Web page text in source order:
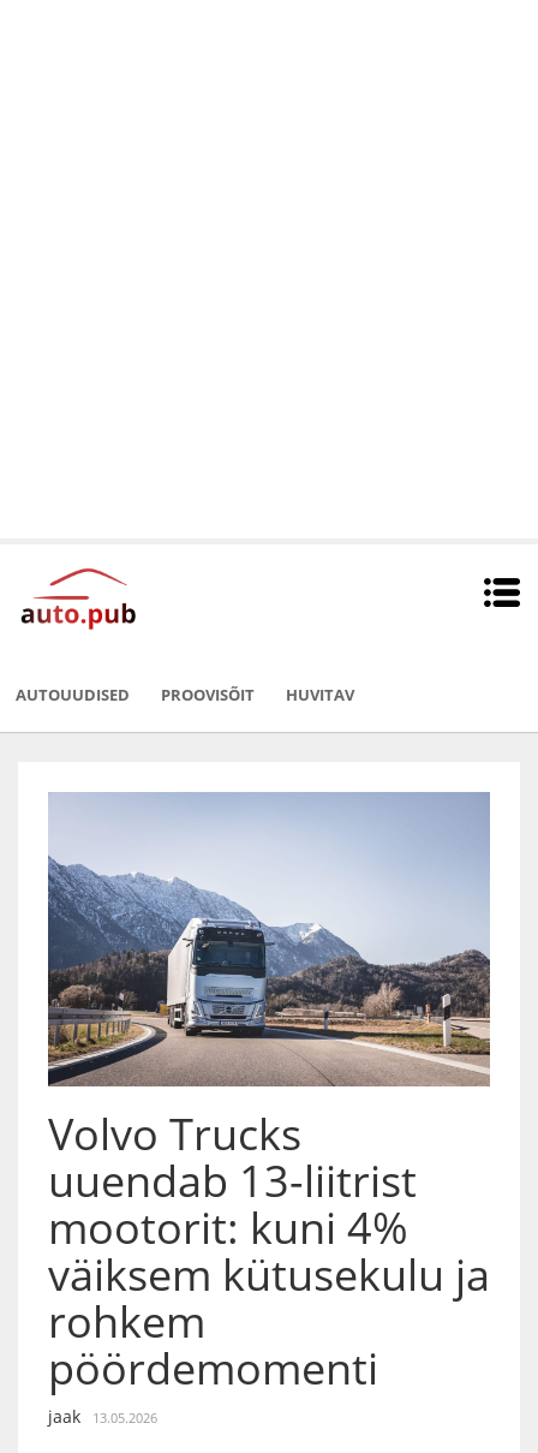
AUTOUUDISED PROOVISÕIT HUVITAV
Volvo Trucks
uuendab 13-liitrist
mootorit: kuni 4%
väiksem kütusekulu ja
rohkem
pöördemomenti
jaak 13.05.2026